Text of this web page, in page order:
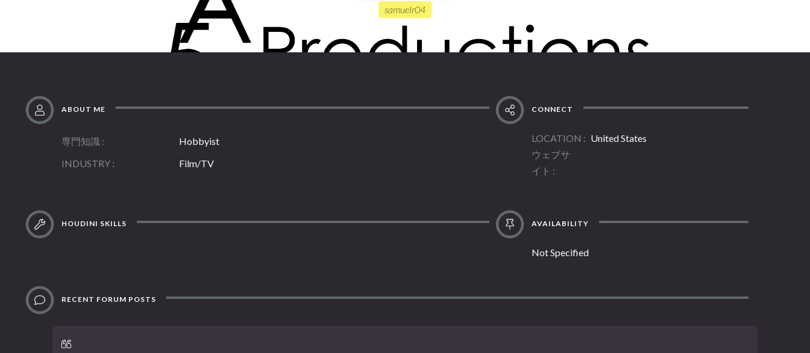
samuelr04
ABOUT ME
専門知識
Hobbyist
INDUSTRY
Film/TV
CONNECT
LOCATION
United States
ウェブサ
イト
HOUDINI SKILLS AVAILABILITY
Not Specified
RECENT FORUM POSTS